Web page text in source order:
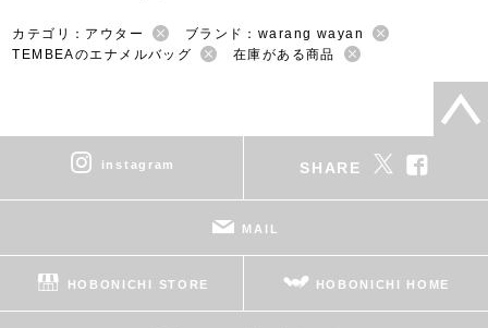
カテゴリ：アウター
ブランド：warang wayan
TEMBEAのエナメルバッグ
在庫がある商品
instagram SHARE
MAIL
HOBONICHI STORE HOBONICHI HOME